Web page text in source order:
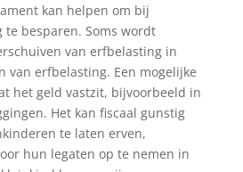
kan helpen om bij
besparen. Soms wordt
van erfbelasting in
van erfbelasting. Een mogelijke
het geld vastzit, bijvoorbeeld in
Het kan fiscaal gunstig
te laten erven,
hun legaten op te nemen in